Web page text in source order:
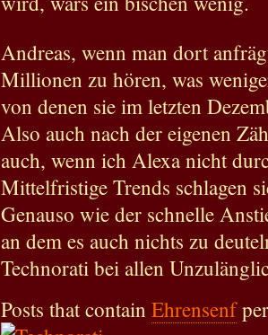
Andreas, wenn man dort
Millionen zu hören, was
von denen sie im letzten
Also auch nach der eigenen
auch, wenn ich Alexa nicht
Mittelfristige Trends schlagen
Genauso wie der schnelle
an dem es auch nichts zu
Technorati bei allen
Posts that contain Ehrensenf